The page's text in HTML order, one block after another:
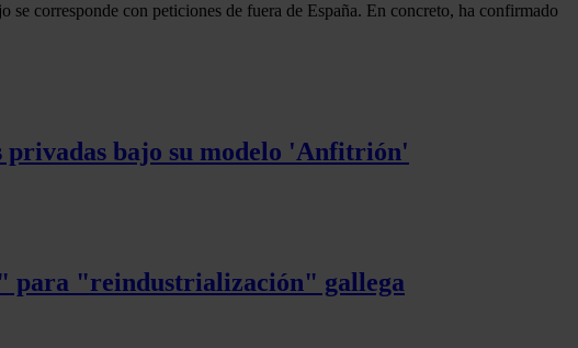
se corresponde con peticiones de fuera de España. En concreto, ha confirmado
privadas bajo su modelo 'Anfitrión'
para "reindustrialización" gallega